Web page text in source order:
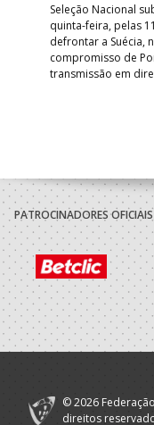
Seleção Nacional
quinta-feira, pelas
defrontar a Suécia,
compromisso de
transmissão em
PATROCINADORES OFICIAIS
© 2026
direitos